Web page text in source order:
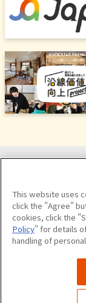
サイトのご利用につ
This website uses
click the "Agree"
cookies, click the
Policy" for details
handling of